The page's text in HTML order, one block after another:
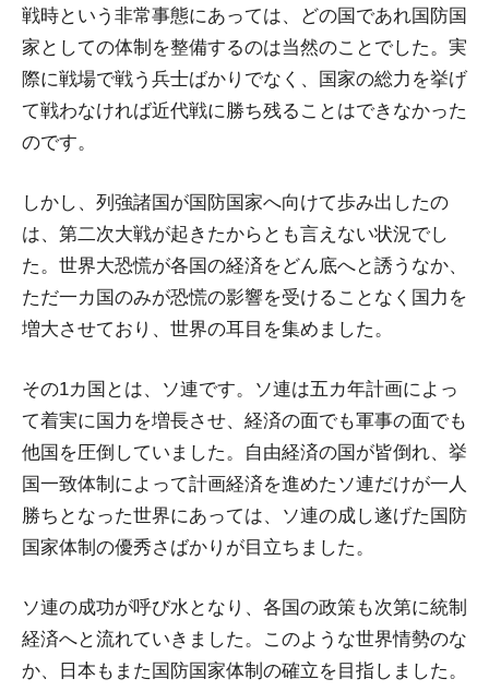
戦時という非常事態にあっては、どの国であれ国防国
家としての体制を整備するのは当然のことでした。実
際に戦場で戦う兵士ばかりでなく、国家の総力を挙げ
て戦わなければ近代戦に勝ち残ることはできなかった
のです。
しかし、列強諸国が国防国家へ向けて歩み出したの
は、第二次大戦が起きたからとも言えない状況でし
た。世界大恐慌が各国の経済をどん底へと誘うなか、
ただ一カ国のみが恐慌の影響を受けることなく国力を
増大させており、世界の耳目を集めました。
その1カ国とは、ソ連です。ソ連は五カ年計画によっ
て着実に国力を増長させ、経済の面でも軍事の面でも
他国を圧倒していました。自由経済の国が皆倒れ、挙
国一致体制によって計画経済を進めたソ連だけが一人
勝ちとなった世界にあっては、ソ連の成し遂げた国防
国家体制の優秀さばかりが目立ちました。
ソ連の成功が呼び水となり、各国の政策も次第に統制
経済へと流れていきました。このような世界情勢のな
か、日本もまた国防国家体制の確立を目指しました。